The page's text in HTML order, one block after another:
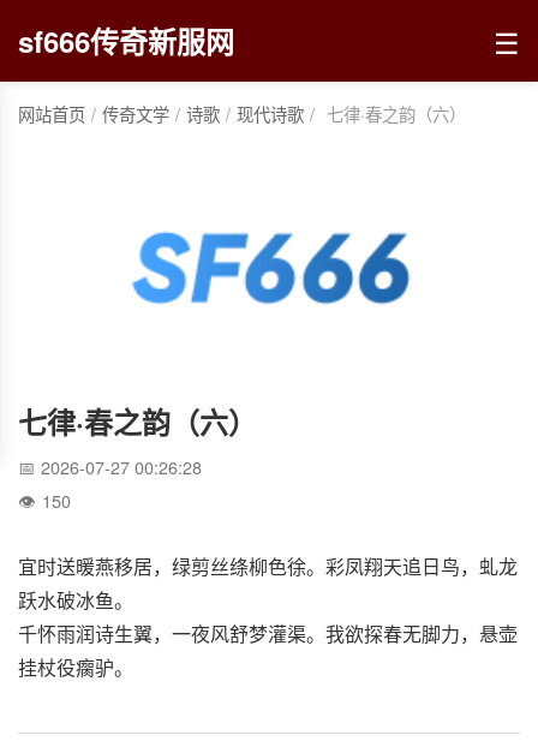
sf666传奇新服网 ☰
网站首页 / 传奇文学 / 诗歌 / 现代诗歌 / 七律·春之韵（六）
七律·春之韵（六）
2026-07-27 00:26:28
150
宜时送暖燕移居，绿剪丝绦柳色徐。彩凤翔天追日鸟，虬龙
跃水破冰鱼。
千怀雨润诗生翼，一夜风舒梦灌渠。我欲探春无脚力，悬壶
挂杖役瘸驴。